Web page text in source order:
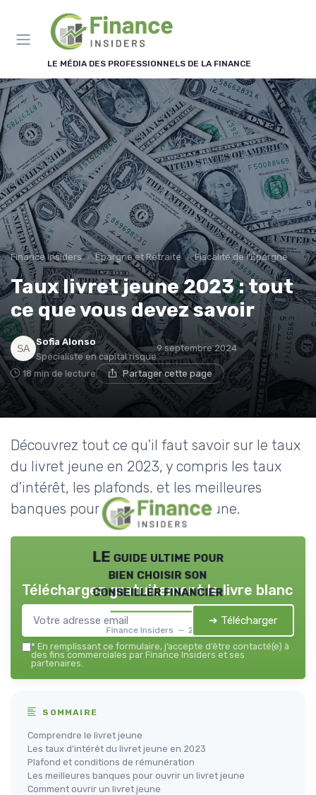
LE MÉDIA DES PROFESSIONNELS DE LA FINANCE
Finance Insiders Épargne et Retraite Fiscalité de l'Épargne
Taux livret jeune 2023 : tout
ce que vous devez savoir
Sofia Alonso
Spécialiste en capital risque
9 septembre 2024
18 min de lecture Partager cette page
Découvrez tout ce qu'il faut savoir sur le taux
du livret jeune en 2023, y compris les taux
d'intérêt, les plafonds, et les meilleures
banques pour ouvrir un livret jeune.
LE guide ultime pour
bien choisir son
conseiller financier
Finance Insiders — 2026
Téléchargez gratuitement le livre blanc
➔ Télécharger
* En remplissant ce formulaire, j’accepte d’être contacté(e) à
des fins commerciales par Finance Insiders et ses
partenaires.
SOMMAIRE
Comprendre le livret jeune
Les taux d'intérêt du livret jeune en 2023
Plafond et conditions de rémunération
Les meilleures banques pour ouvrir un livret jeune
Comment ouvrir un livret jeune